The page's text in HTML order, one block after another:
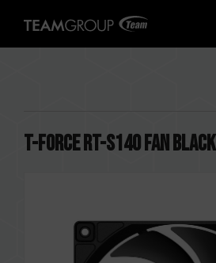
T-FORCE RT-S140 Fan Black